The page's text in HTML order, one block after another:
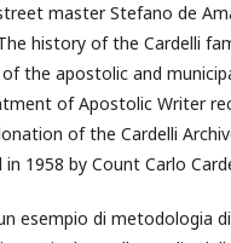
master Stefano de
history of the Cardelli
the apostolic and
of Apostolic Writer
of the Cardelli
1958 by Count Carlo
esempio di metodologia